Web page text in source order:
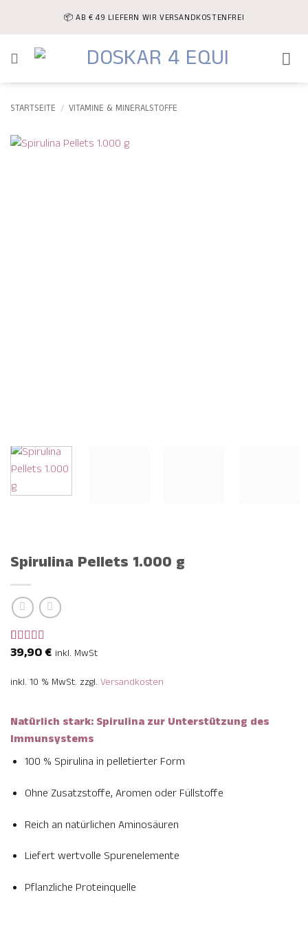
📦 AB € 49 LIEFERN WIR VERSANDKOSTENFREI
STARTSEITE / VITAMINE & MINERALSTOFFE
Spirulina Pellets 1.000 g
Bewertet
auf
4
39,90€ inkl. MwSt
inkl. 10 % MwSt. zzgl. Versandkosten
Natürlich stark: Spirulina zur Unterstützung des
Immunsystems
100 % Spirulina in pelletierter Form
Ohne Zusatzstoffe, Aromen oder Füllstoffe
Reich an natürlichen Aminosäuren
Liefert wertvolle Spurenelemente
Pflanzliche Proteinquelle